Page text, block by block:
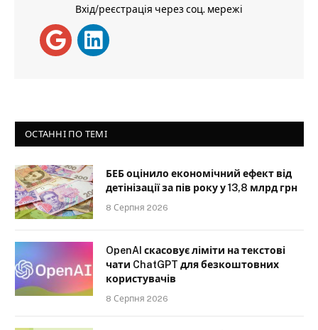
Вхід/реєстрація через соц. мережі
ОСТАННІ ПО ТЕМІ
БЕБ оцінило економічний ефект від
детінізації за пів року у 13,8 млрд грн
8 Серпня 2026
OpenAI скасовує ліміти на текстові
чати ChatGPT для безкоштовних
користувачів
8 Серпня 2026